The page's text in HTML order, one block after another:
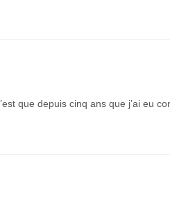
que depuis cinq ans que j’ai eu